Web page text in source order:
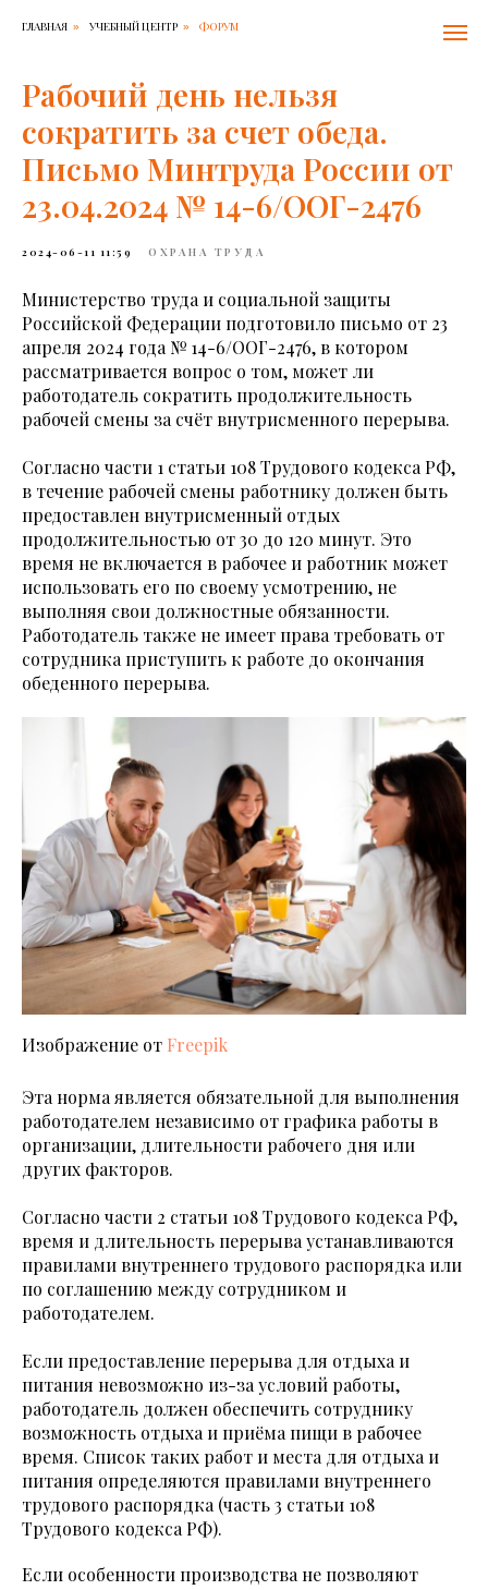
ГЛАВНАЯ » УЧЕБНЫЙ ЦЕНТР » ФОРУМ
Рабочий день нельзя
сократить за счет обеда.
Письмо Минтруда России от
23.04.2024 № 14-6/ООГ-2476
2024-06-11 11:59 ОХРАНА ТРУДА
Министерство труда и социальной защиты
Российской Федерации подготовило письмо от 23
апреля 2024 года № 14-6/ООГ-2476, в котором
рассматривается вопрос о том, может ли
работодатель сократить продолжительность
рабочей смены за счёт внутрисменного перерыва.
Согласно части 1 статьи 108 Трудового кодекса РФ,
в течение рабочей смены работнику должен быть
предоставлен внутрисменный отдых
продолжительностью от 30 до 120 минут. Это
время не включается в рабочее и работник может
использовать его по своему усмотрению, не
выполняя свои должностные обязанности.
Работодатель также не имеет права требовать от
сотрудника приступить к работе до окончания
обеденного перерыва.
Изображение от Freepik
Эта норма является обязательной для выполнения
работодателем независимо от графика работы в
организации, длительности рабочего дня или
других факторов.
Согласно части 2 статьи 108 Трудового кодекса РФ,
время и длительность перерыва устанавливаются
правилами внутреннего трудового распорядка или
по соглашению между сотрудником и
работодателем.
Если предоставление перерыва для отдыха и
питания невозможно из-за условий работы,
работодатель должен обеспечить сотруднику
возможность отдыха и приёма пищи в рабочее
время. Список таких работ и места для отдыха и
питания определяются правилами внутреннего
трудового распорядка (часть 3 статьи 108
Трудового кодекса РФ).
Если особенности производства не позволяют